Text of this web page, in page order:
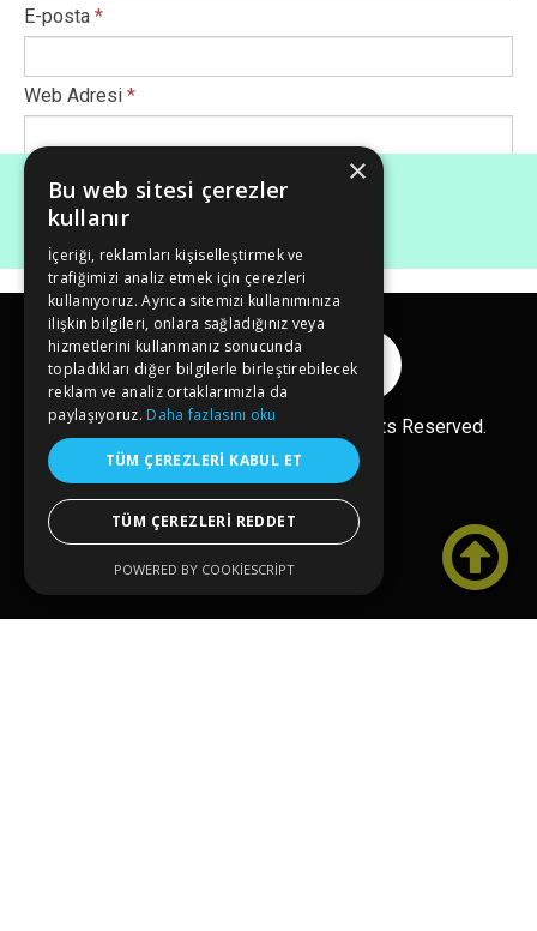

E-posta *
Web Adresi *
Afiş Ekle
Maksimum dosya boyutu (Mb): 50
Ücretsiz Ekle
Reklam Ver
Copyright© 2026 kongreler.net All Rights Reserved.
×
Bu web sitesi çerezler
kullanır
İçeriği, reklamları kişiselleştirmek ve
trafiğimizi analiz etmek için çerezleri
kullanıyoruz. Ayrıca sitemizi kullanımınıza
ilişkin bilgileri, onlara sağladığınız veya
hizmetlerini kullanmanız sonucunda
topladıkları diğer bilgilerle birleştirebilecek
reklam ve analiz ortaklarımızla da
paylaşıyoruz. Daha fazlasını oku
TÜM ÇEREZLERI KABUL ET
TÜM ÇEREZLERI REDDET
POWERED BY COOKIESCRIPT